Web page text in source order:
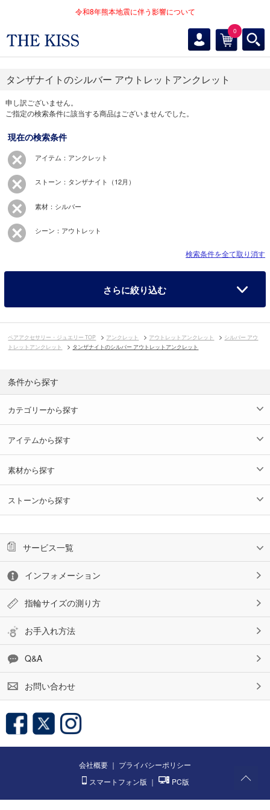
令和8年熊本地震に伴う影響について
0
タンザナイトのシルバー アウトレットアンクレット
申し訳ございません。
ご指定の検索条件に該当する商品はございませんでした。
現在の検索条件
アイテム：アンクレット
ストーン：タンザナイト（12月）
素材：シルバー
シーン：アウトレット
検索条件を全て取り消す
さらに絞り込む
ペアアクセサリー・ジュエリー TOP アンクレット アウトレットアンクレット
シルバー アウ
トレットアンクレット
タンザナイトのシルバー アウトレットアンクレット
条件から探す
カテゴリーから探す
アイテムから探す
素材から探す
ストーンから探す
サービス一覧
インフォメーション
指輪サイズの測り方
お手入れ方法
Q&A
お問い合わせ
会社概要 ｜ プライバシーポリシー
スマートフォン版 ｜ PC版